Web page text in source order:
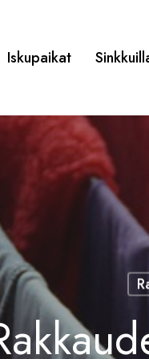
Iskupaikat